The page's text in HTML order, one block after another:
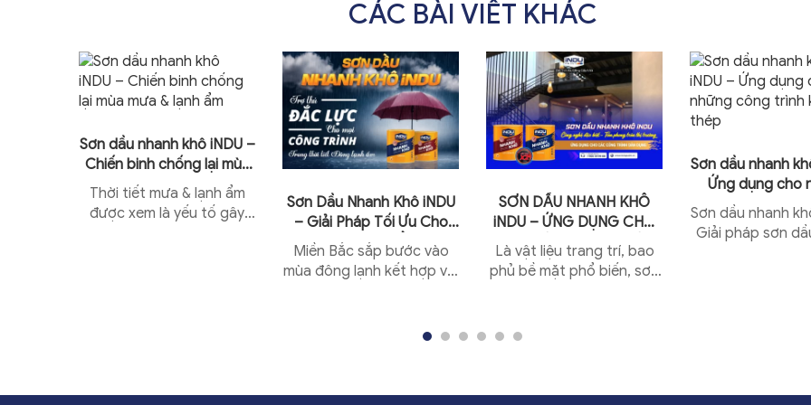
CÁC BÀI VIẾT KHÁC
Sơn dầu nhanh khô iNDU –
Chiến binh chống lại mùa
mưa & lạnh ẩm
Thời tiết mưa & lạnh ẩm
được xem là yếu tố gây
Sơn Dầu Nhanh Khô iNDU
– Giải Pháp Tối Ưu Cho
Mùa Đông Ẩm
Miền Bắc sắp bước vào
mùa đông lạnh kết hợp với
thách thức lớn đối với...
SƠN DẦU NHANH KHÔ
iNDU – ỨNG DỤNG CHO
CÁC CÔNG TRÌNH DÂN
DỤNG
Là vật liệu trang trí, bao
phủ bề mặt phổ biến, sơn
với chất lượng...
Sơn dầu nhanh
Ứng dụng cho
công trình kết
Sơn dầu nhanh
Giải pháp sơn